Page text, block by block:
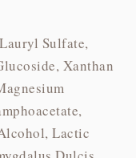
Sulfate,
Xanthan
Lactic